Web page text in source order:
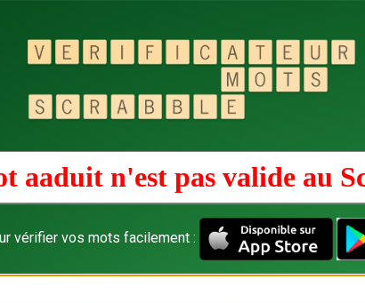
aaduit n'est pas valide au
vérifier vos mots facilement :